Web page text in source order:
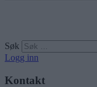
Søk
Logg inn
Kontakt